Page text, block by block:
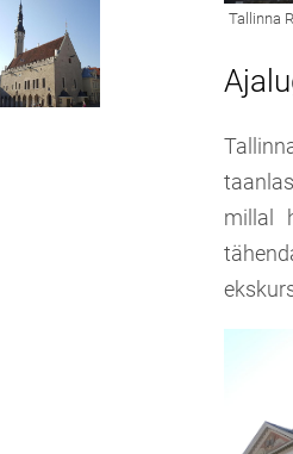
millal